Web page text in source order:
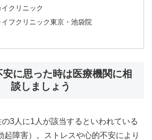
クリニック
フクリニック東京・池袋院
安に思った時は医療機関に相
談しましょう
3人に1人が該当するといわれている
起障害）。ストレスや心的不安により